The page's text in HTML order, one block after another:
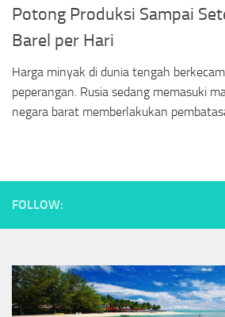
Potong Produksi Sampai
Barel per Hari
Harga minyak di dunia tengah
peperangan. Rusia sedang memasuki
negara barat memberlakukan
FOLLOW: